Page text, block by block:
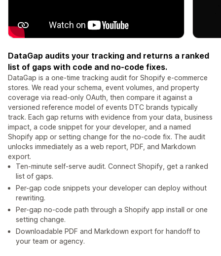
DataGap audits your tracking and returns a ranked
list of gaps with code and no-code fixes.
DataGap is a one-time tracking audit for Shopify e-commerce
stores. We read your schema, event volumes, and property
coverage via read-only OAuth, then compare it against a
versioned reference model of events DTC brands typically
track. Each gap returns with evidence from your data, business
impact, a code snippet for your developer, and a named
Shopify app or setting change for the no-code fix. The audit
unlocks immediately as a web report, PDF, and Markdown
export.
Ten-minute self-serve audit. Connect Shopify, get a ranked
list of gaps.
Per-gap code snippets your developer can deploy without
rewriting.
Per-gap no-code path through a Shopify app install or one
setting change.
Downloadable PDF and Markdown export for handoff to
your team or agency.